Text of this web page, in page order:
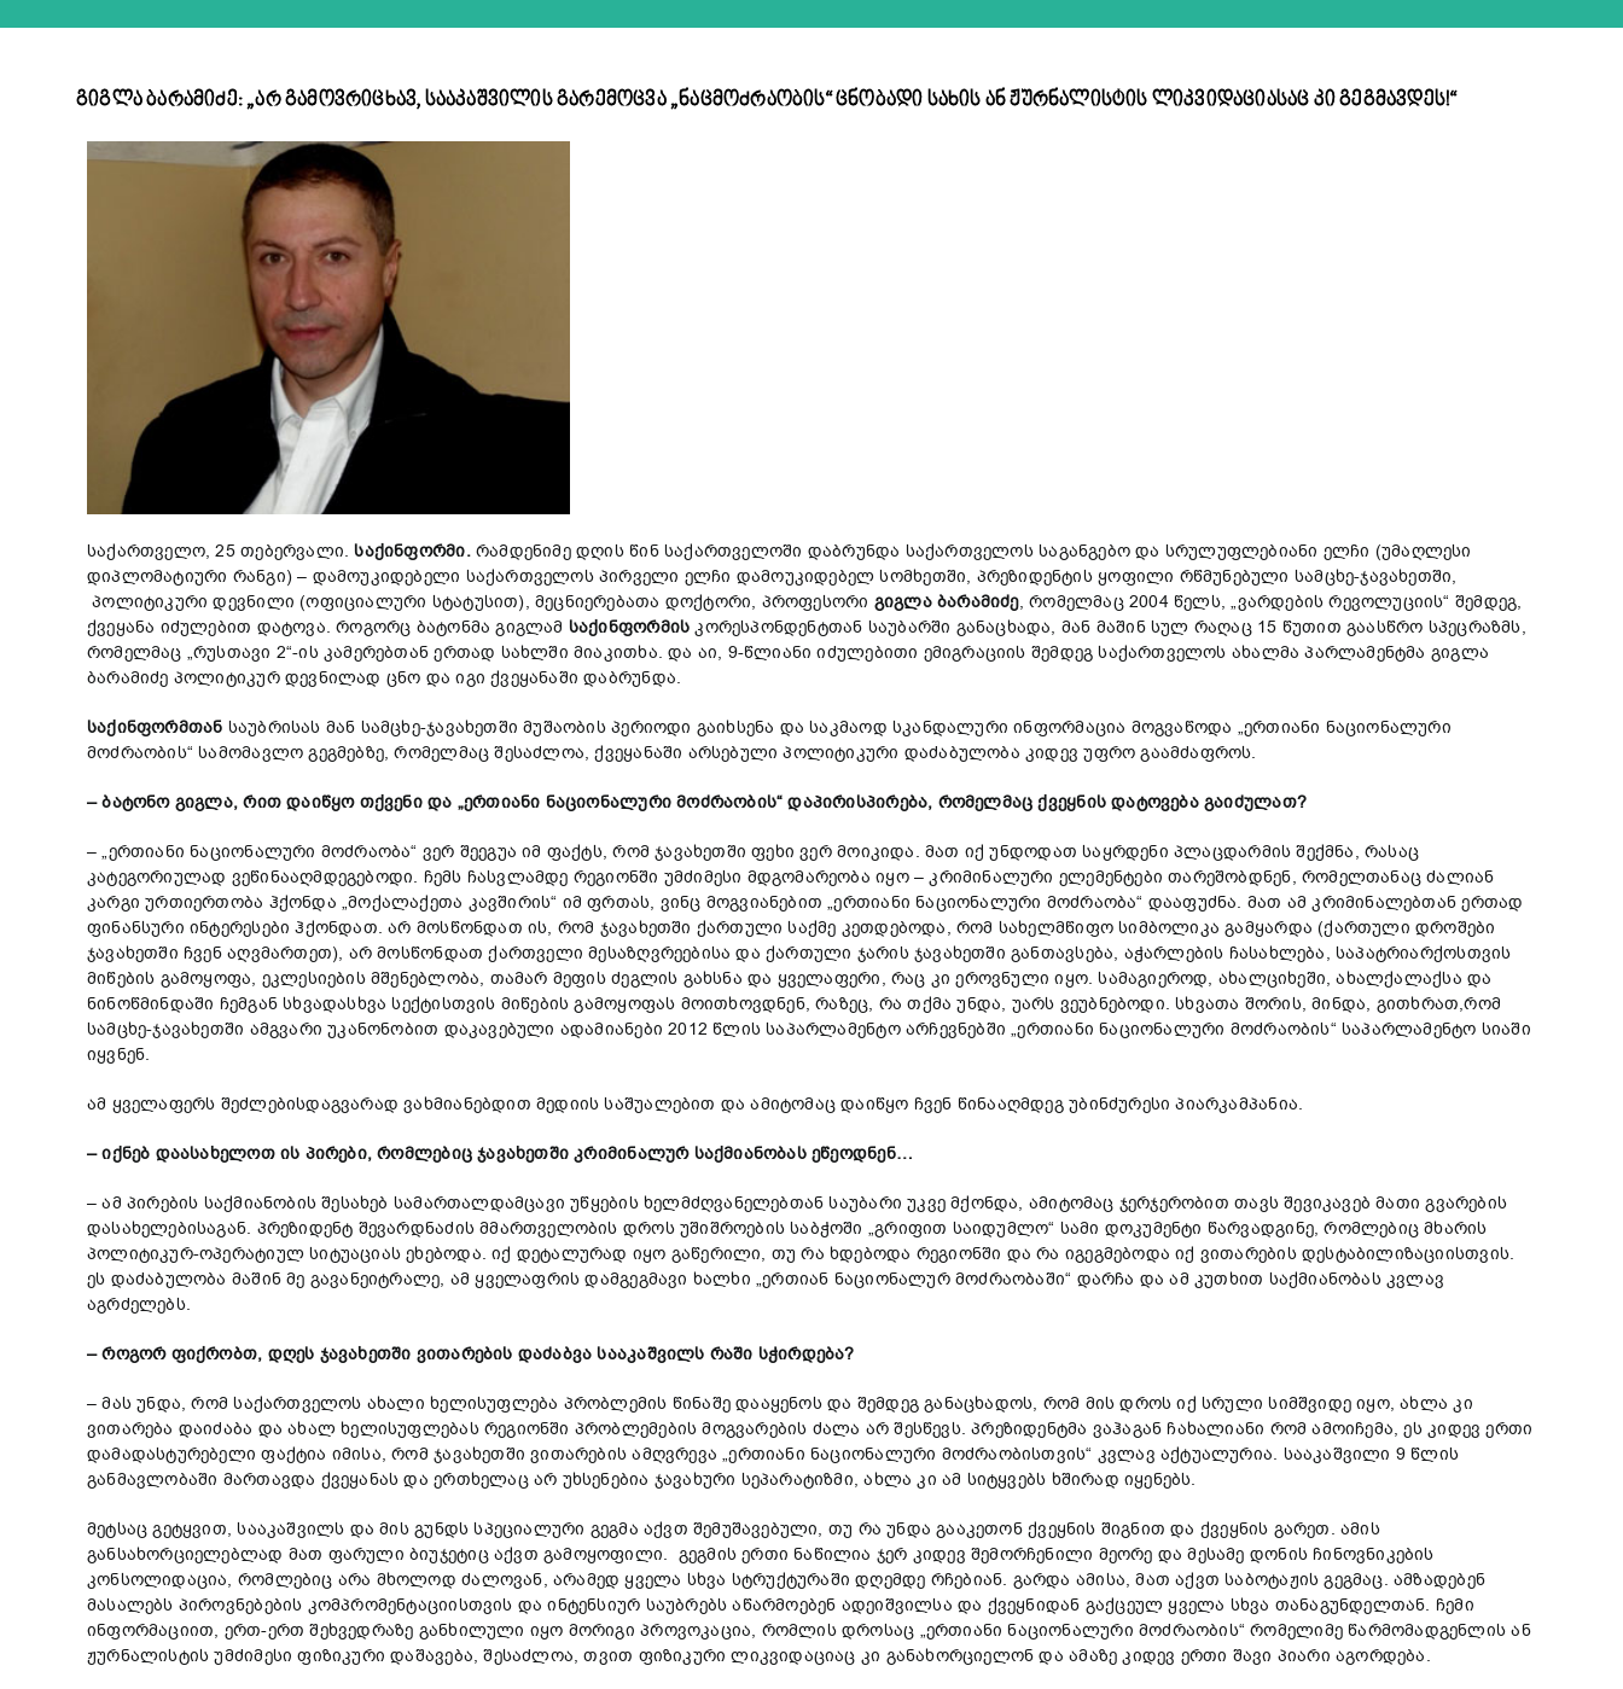
გიგლა ბარამიძე: „არ გამოვრიცხავ, სააკაშვილის გარემოცვა „ნაცმოძრაობის“ ცნობადი სახის ან ჟურნალისტის ლიკვიდაციასაც კი გეგმავდეს!“
საქართველო, 25 თებერვალი.საქინფორმი. რამდენიმე დღის წინ საქართველოში დაბრუნდა საქართველოს საგანგებო და სრულუფლებიანი ელჩი (უმაღლესი
დიპლომატიური რანგი) – დამოუკიდებელი საქართველოს პირველი ელჩი დამოუკიდებელ სომხეთში, პრეზიდენტის ყოფილი რწმუნებული სამცხე-ჯავახეთში,
პოლიტიკური დევნილი (ოფიციალური სტატუსით), მეცნიერებათა დოქტორი, პროფესორი გიგლა ბარამიძე, რომელმაც 2004 წელს, „ვარდების რევოლუციის“ შემდეგ,
ქვეყანა იძულებით დატოვა. როგორც ბატონმა გიგლამ საქინფორმისკორესპონდენტთან საუბარში განაცხადა, მან მაშინ სულ რაღაც 15 წუთით გაასწრო სპეცრაზმს,
რომელმაც „რუსთავი 2“-ის კამერებთან ერთად სახლში მიაკითხა. და აი, 9-წლიანი იძულებითი ემიგრაციის შემდეგ საქართველოს ახალმა პარლამენტმა გიგლა
ბარამიძე პოლიტიკურ დევნილად ცნო და იგი ქვეყანაში დაბრუნდა.
საქინფორმთან საუბრისას მან სამცხე-ჯავახეთში მუშაობის პერიოდი გაიხსენა და საკმაოდ სკანდალური ინფორმაცია მოგვაწოდა „ერთიანი ნაციონალური
მოძრაობის“ სამომავლო გეგმებზე, რომელმაც შესაძლოა, ქვეყანაში არსებული პოლიტიკური დაძაბულობა კიდევ უფრო გაამძაფროს.
– ბატონო გიგლა, რით დაიწყო თქვენი და „ერთიანი ნაციონალური მოძრაობის“ დაპირისპირება, რომელმაც ქვეყნის დატოვება გაიძულათ?
– „ერთიანი ნაციონალური მოძრაობა“ ვერ შეეგუა იმ ფაქტს, რომ ჯავახეთში ფეხი ვერ მოიკიდა. მათ იქ უნდოდათ საყრდენი პლაცდარმის შექმნა, რასაც
კატეგორიულად ვეწინააღმდეგებოდი. ჩემს ჩასვლამდე რეგიონში უმძიმესი მდგომარეობა იყო – კრიმინალური ელემენტები თარეშობდნენ, რომელთანაც ძალიან
კარგი ურთიერთობა ჰქონდა „მოქალაქეთა კავშირის“ იმ ფრთას, ვინც მოგვიანებით „ერთიანი ნაციონალური მოძრაობა“ დააფუძნა. მათ ამ კრიმინალებთან ერთად
ფინანსური ინტერესები ჰქონდათ. არ მოსწონდათ ის, რომ ჯავახეთში ქართული საქმე კეთდებოდა, რომ სახელმწიფო სიმბოლიკა გამყარდა (ქართული დროშები
ჯავახეთში ჩვენ აღვმართეთ), არ მოსწონდათ ქართველი მესაზღვრეებისა და ქართული ჯარის ჯავახეთში განთავსება, აჭარლების ჩასახლება, საპატრიარქოსთვის
მიწების გამოყოფა, ეკლესიების მშენებლობა, თამარ მეფის ძეგლის გახსნა და ყველაფერი, რაც კი ეროვნული იყო. სამაგიეროდ, ახალციხეში, ახალქალაქსა და
ნინოწმინდაში ჩემგან სხვადასხვა სექტისთვის მიწების გამოყოფას მოითხოვდნენ, რაზეც, რა თქმა უნდა, უარს ვეუბნებოდი. სხვათა შორის, მინდა, გითხრათ,რომ
სამცხე-ჯავახეთში ამგვარი უკანონობით დაკავებული ადამიანები 2012 წლის საპარლამენტო არჩევნებში „ერთიანი ნაციონალური მოძრაობის“ საპარლამენტო სიაში
იყვნენ.
ამ ყველაფერს შეძლებისდაგვარად ვახმიანებდით მედიის საშუალებით და ამიტომაც დაიწყო ჩვენ წინააღმდეგ უბინძურესი პიარკამპანია.
– იქნებ დაასახელოთ ის პირები, რომლებიც ჯავახეთში კრიმინალურ საქმიანობას ეწეოდნენ…
– ამ პირების საქმიანობის შესახებ სამართალდამცავი უწყების ხელმძღვანელებთან საუბარი უკვე მქონდა, ამიტომაც ჯერჯერობით თავს შევიკავებ მათი გვარების
დასახელებისაგან. პრეზიდენტ შევარდნაძის მმართველობის დროს უშიშროების საბჭოში „გრიფით საიდუმლო“ სამი დოკუმენტი წარვადგინე, რომლებიც მხარის
პოლიტიკურ-ოპერატიულ სიტუაციას ეხებოდა. იქ დეტალურად იყო გაწერილი, თუ რა ხდებოდა რეგიონში და რა იგეგმებოდა იქ ვითარების დესტაბილიზაციისთვის.
ეს დაძაბულობა მაშინ მე გავანეიტრალე, ამ ყველაფრის დამგეგმავი ხალხი „ერთიან ნაციონალურ მოძრაობაში“ დარჩა და ამ კუთხით საქმიანობას კვლავ
აგრძელებს.
– როგორ ფიქრობთ, დღეს ჯავახეთში ვითარების დაძაბვა სააკაშვილს რაში სჭირდება?
– მას უნდა, რომ საქართველოს ახალი ხელისუფლება პრობლემის წინაშე დააყენოს და შემდეგ განაცხადოს, რომ მის დროს იქ სრული სიმშვიდე იყო, ახლა კი
ვითარება დაიძაბა და ახალ ხელისუფლებას რეგიონში პრობლემების მოგვარების ძალა არ შესწევს. პრეზიდენტმა ვაჰაგან ჩახალიანი რომ ამოიჩემა, ეს კიდევ ერთი
დამადასტურებელი ფაქტია იმისა, რომ ჯავახეთში ვითარების ამღვრევა „ერთიანი ნაციონალური მოძრაობისთვის“ კვლავ აქტუალურია. სააკაშვილი 9 წლის
განმავლობაში მართავდა ქვეყანას და ერთხელაც არ უხსენებია ჯავახური სეპარატიზმი, ახლა კი ამ სიტყვებს ხშირად იყენებს.
მეტსაც გეტყვით, სააკაშვილს და მის გუნდს სპეციალური გეგმა აქვთ შემუშავებული, თუ რა უნდა გააკეთონ ქვეყნის შიგნით და ქვეყნის გარეთ. ამის
განსახორციელებლად მათ ფარული ბიუჯეტიც აქვთ გამოყოფილი. გეგმის ერთი ნაწილია ჯერ კიდევ შემორჩენილი მეორე და მესამე დონის ჩინოვნიკების
კონსოლიდაცია, რომლებიც არა მხოლოდ ძალოვან, არამედ ყველა სხვა სტრუქტურაში დღემდე რჩებიან. გარდა ამისა, მათ აქვთ საბოტაჟის გეგმაც. ამზადებენ
მასალებს პიროვნებების კომპრომენტაციისთვის და ინტენსიურ საუბრებს აწარმოებენ ადეიშვილსა და ქვეყნიდან გაქცეულ ყველა სხვა თანაგუნდელთან. ჩემი
ინფორმაციით, ერთ-ერთ შეხვედრაზე განხილული იყო მორიგი პროვოკაცია, რომლის დროსაც „ერთიანი ნაციონალური მოძრაობის“ რომელიმე წარმომადგენლის ან
ჟურნალისტის უმძიმესი ფიზიკური დაშავება, შესაძლოა, თვით ფიზიკური ლიკვიდაციაც კი განახორციელონ და ამაზე კიდევ ერთი შავი პიარი აგორდება.